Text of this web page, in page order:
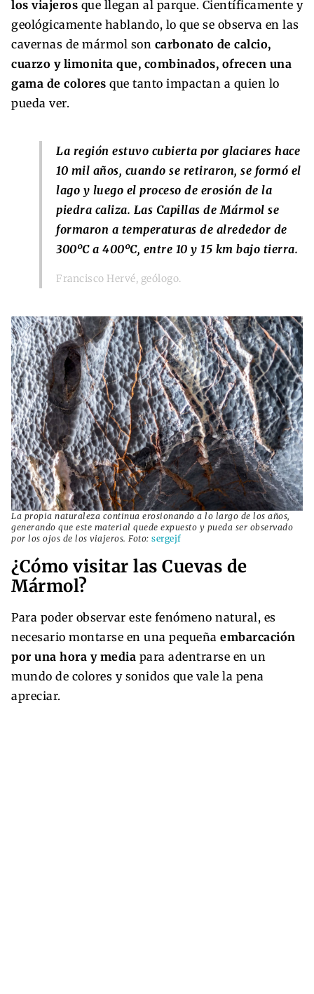
los viajeros que llegan al parque. Científicamente y
geológicamente hablando, lo que se observa en las
cavernas de mármol son carbonato de calcio,
cuarzo y limonita que, combinados, ofrecen una
gama de colores que tanto impactan a quien lo
pueda ver.
La región estuvo cubierta por glaciares hace
10 mil años, cuando se retiraron, se formó el
lago y luego el proceso de erosión de la
piedra caliza. Las Capillas de Mármol se
formaron a temperaturas de alrededor de
300ºC a 400ºC, entre 10 y 15 km bajo tierra.
Francisco Hervé, geólogo.
La propia naturaleza continua erosionando a lo largo de los años,
generando que este material quede expuesto y pueda ser observado
por los ojos de los viajeros. Foto: sergejf
¿Cómo visitar las Cuevas de
Mármol?
Para poder observar este fenómeno natural, es
necesario montarse en una pequeña embarcación
por una hora y media para adentrarse en un
mundo de colores y sonidos que vale la pena
apreciar.